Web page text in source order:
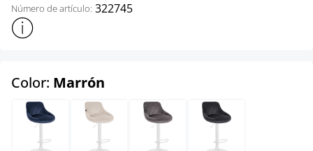
Número de artículo: 322745
Mostrar más información sobre el producto
Color: Marrón
Azul Crema Gris Gris oscuro